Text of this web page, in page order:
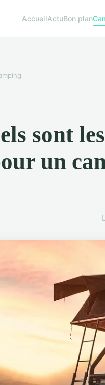
AccueilActuBon plan
sont
un